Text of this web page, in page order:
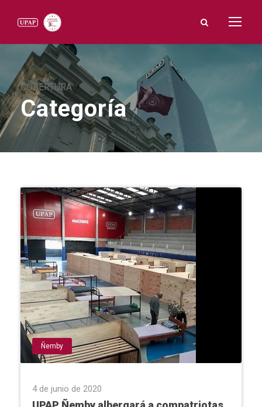
COBERTURA
Categoría
Ñemby
4 de junio de 2020